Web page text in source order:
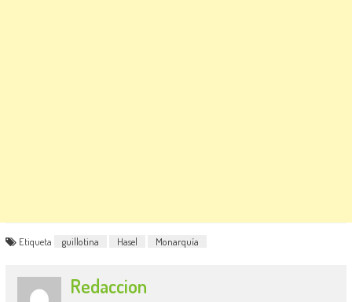
Etiqueta guillotina Hasel Monarquía
Redaccion